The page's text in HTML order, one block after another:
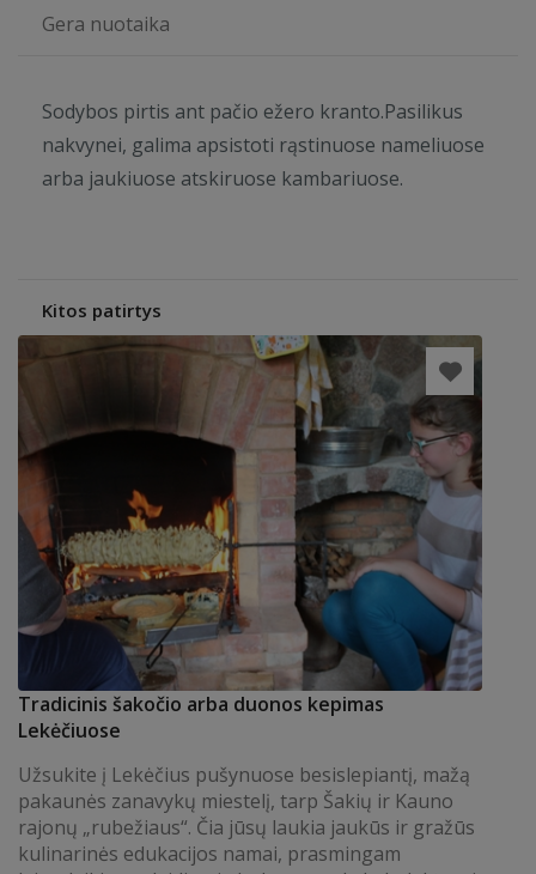
Gera nuotaika
Sodybos pirtis ant pačio ežero kranto.Pasilikus
nakvynei, galima apsistoti rąstinuose nameliuose
arba jaukiuose atskiruose kambariuose.
Kitos patirtys
Tradicinis šakočio arba duonos kepimas
Lekėčiuose
Užsukite į Lekėčius pušynuose besislepiantį, mažą
pakaunės zanavykų miestelį, tarp Šakių ir Kauno
rajonų „rubežiaus“. Čia jūsų laukia jaukūs ir gražūs
kulinarinės edukacijos namai, prasmingam